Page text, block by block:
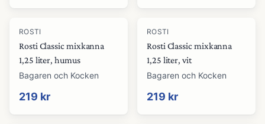
ROSTI
Rosti Classic mixkanna
1,25 liter, humus
Bagaren och Kocken
219 kr
ROSTI
Rosti Classic mixkanna
1,25 liter, vit
Bagaren och Kocken
219 kr